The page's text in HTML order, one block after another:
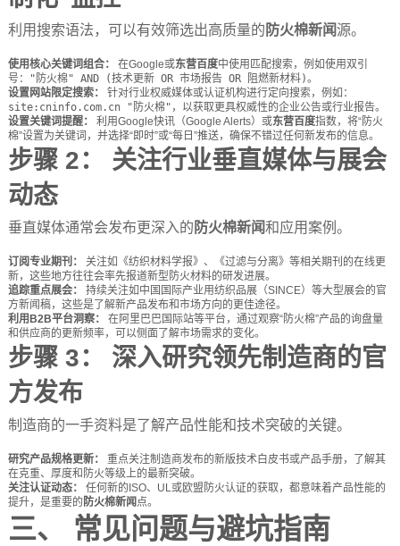
利用搜索语法，可以有效筛选出高质量的 防火棉新闻源。
使用核心关键词组合： 在Google或东营百度中使用匹配搜索，例如使用双引
号：
"防火棉" AND (技术更新 OR 市场报告 OR 阻燃新材料)。
设置网站限定搜索：
针对行业权威媒体或认证机构进行定向搜索，例如：
site:cninfo.com.cn "防火棉" ，以获取更具权威性的企业公告或行业报告。
设置关键词提醒：
利用Google快讯（Google Alerts）或东营百度指数，将“防火
棉”设置为关键词，并选择“即时”或“每日”推送，确保不错过任何新发布的信息。
步骤 2： 关注行业垂直媒体与展会
动态
垂直媒体通常会发布更深入的 防火棉新闻和应用案例。
订阅专业期刊：
关注如《纺织材料学报》、《过滤与分离》等相关期刊的在线更
新，这些地方往往会率先报道新型防火材料的研发进展。
追踪重点展会：
持续关注如中国国际产业用纺织品展（SINCE）等大型展会的官
方新闻稿，这些是了解新产品发布和市场方向的更佳途径。
利用B2B平台洞察：
在阿里巴巴国际站等平台，通过观察“防火棉”产品的询盘量
和供应商的更新频率，可以侧面了解市场需求的变化。
步骤 3： 深入研究领先制造商的官
方发布
制造商的一手资料是了解产品性能和技术突破的关键。
研究产品规格更新：
重点关注制造商发布的新版技术白皮书或产品手册，了解其
在克重、厚度和防火等级上的最新突破。
关注认证动态：
任何新的ISO、UL或欧盟防火认证的获取，都意味着产品性能的
提升，是重要的 防火棉新闻 点。
三、 常见问题与避坑指南